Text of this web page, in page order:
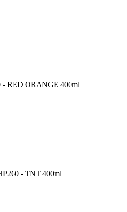
- RED ORANGE 400ml
- TNT 400ml